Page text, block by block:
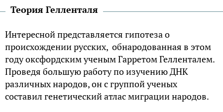
Теория Гелленталя
Интересной представляется гипотеза о
происхождении русских, обнародованная в этом
году оксфордским ученым Гарретом Гелленталем.
Проведя большую работу по изучению ДНК
различных народов, он с группой ученых
составил генетический атлас миграции народов.